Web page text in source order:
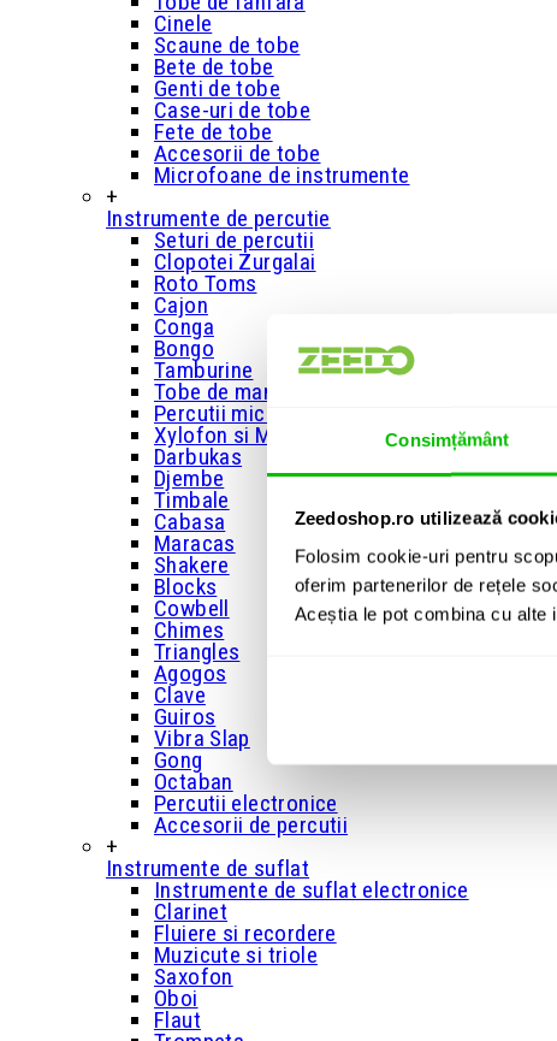
Consimțământ
Zeedoshop.ro utilizează
Folosim cookie-uri pentru
oferim partenerilor de rețele
Aceștia le pot combina cu
Cinele
Scaune de tobe
Bete de tobe
Genti de tobe
Case-uri de tobe
Fete de tobe
Accesorii de tobe
Microfoane de instrumente
+
Instrumente de percutie
Seturi de percutii
Clopotei Zurgalai
Roto Toms
Cajon
Conga
Bongo
Tamburine
Tobe de mana
Percutii mici
Xylofon si Metalofon
Darbukas
Djembe
Timbale
Cabasa
Maracas
Shakere
Blocks
Cowbell
Chimes
Triangles
Agogos
Clave
Guiros
Vibra Slap
Gong
Octaban
Percutii electronice
Accesorii de percutii
+
Instrumente de suflat
Instrumente de suflat electronice
Clarinet
Fluiere si recordere
Muzicute si triole
Saxofon
Oboi
Flaut